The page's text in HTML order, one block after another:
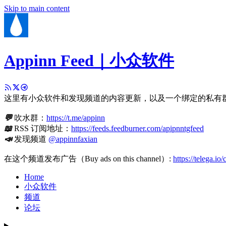
Skip to main content
Appinn Feed｜小众软件
这里有小众软件和发现频道的内容更新，以及一个绑定的私有
💬吹水群： https://t.me/appinn
📖RSS 订阅地址： https://feeds.feedburner.com/apipnntgfeed
📣发现频道 @appinnfaxian
在这个频道发布广告（Buy ads on this channel）: https://telega.io/
Home
小众软件
频道
论坛